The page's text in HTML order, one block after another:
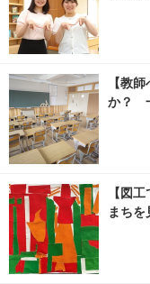
【教
か？
【図
まちを